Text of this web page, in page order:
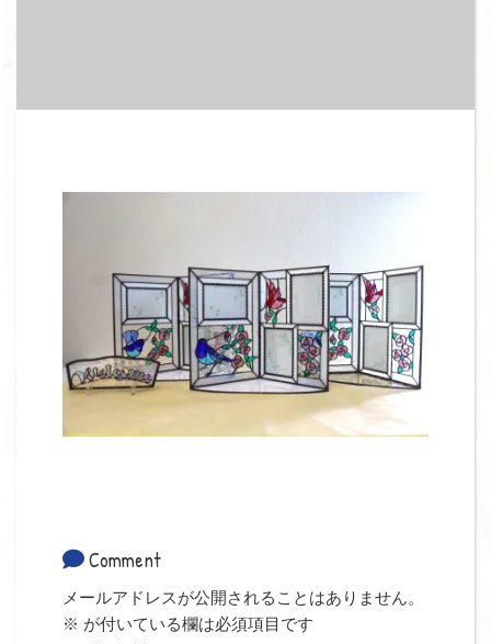
Comment
メールアドレスが公開されることはありません。
※ が付いている欄は必須項目です